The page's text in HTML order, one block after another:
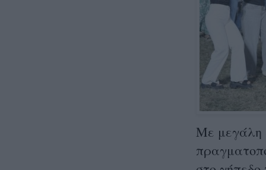
Με μεγάλη